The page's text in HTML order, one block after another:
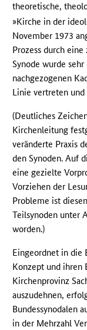
theoretische,
»Kirche in der
November 1973
Prozess durch
Synode wurde
nachgezogenen
Linie vertreten
(Deutliches
Kirchenleitung
veränderte Praxis
den Synoden. Auf
eine gezielte
Vorziehen der
Probleme ist
Teilsynoden unter
worden.)
Eingeordnet in die
Konzept und ihren
Kirchenprovinz
auszudehnen,
Bundessynodalen
in der Mehrzahl